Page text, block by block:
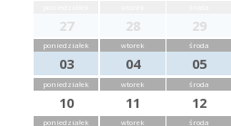
27 28 29
poniedziałek
03
wtorek
04
środa
05
poniedziałek
10
wtorek
11
środa
12
poniedziałek wtorek środa